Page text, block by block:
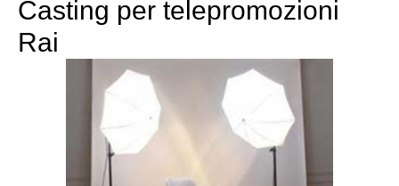
Casting per telepromozioni
Rai